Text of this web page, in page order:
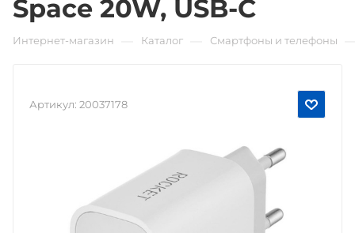
Space 20W, USB-C
Интернет-магазин Каталог Смартфоны и телефоны
Артикул: 20037178